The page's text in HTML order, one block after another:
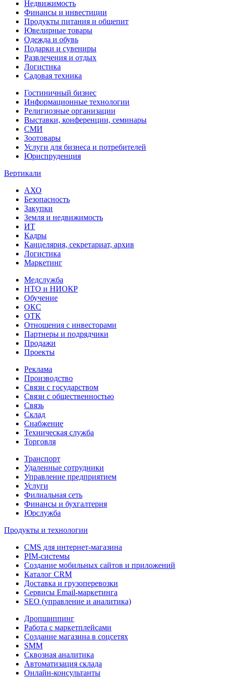
Недвижимость
Финансы и инвестиции
Продукты питания и общепит
Ювелирные товары
Одежда и обувь
Подарки и сувениры
Развлечения и отдых
Логистика
Садовая техника
Гостиничный бизнес
Информационные технологии
Религиозные организации
Выставки, конференции, семинары
СМИ
Зоотовары
Услуги для бизнеса и потребителей
Юриспруденция
Вертикали
АХО
Безопасность
Закупки
Земля и недвижимость
ИТ
Кадры
Канцелярия, секретариат, архив
Логистика
Маркетинг
Медслужба
НТО и НИОКР
Обучение
ОКС
ОТК
Отношения с инвесторами
Партнеры и подрядчики
Продажи
Проекты
Реклама
Производство
Связи с государством
Связи с общественностью
Связь
Склад
Снабжение
Техническая служба
Торговля
Транспорт
Удаленные сотрудники
Управление предприятием
Услуги
Филиальная сеть
Финансы и бухгалтерия
Юрслужба
Продукты и технологии
CMS для интернет-магазина
PIM-системы
Создание мобильных сайтов и приложений
Каталог CRM
Доставка и грузоперевозки
Сервисы Email-маркетинга
SEO (управление и аналитика)
Дропшиппинг
Работа с маркетплейсами
Создание магазина в соцсетях
SMM
Сквозная аналитика
Автоматизация склада
Онлайн-консультанты